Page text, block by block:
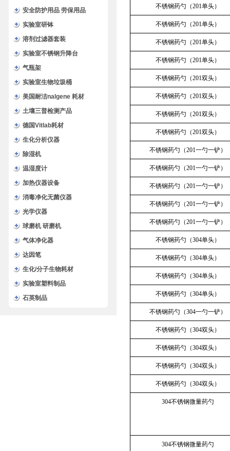
安全防护用品 劳保用品
实验室研钵
溶剂过滤器套装
实验室不锈钢升降台
气瓶架
实验室生物垃圾桶
美国耐洁nalgene 耗材
土壤三普检测产品
德国Vitlab耗材
生化分析仪器
除湿机
温湿度计
加热仪器设备
消毒净化无菌仪器
光学仪器
球磨机 研磨机
气体净化器
达因笔
生化/分子生物耗材
实验室塑料制品
石英制品
不锈钢药勺（201单头）
不锈钢药勺（201单头）
不锈钢药勺（201单头）
不锈钢药勺（201单头）
不锈钢药勺（201双头）
不锈钢药勺（201双头）
不锈钢药勺（201双头）
不锈钢药勺（201双头）
不锈钢药勺（201一勺一铲）
不锈钢药勺（201一勺一铲）
不锈钢药勺（201一勺一铲）
不锈钢药勺（201一勺一铲）
不锈钢药勺（201一勺一铲）
不锈钢药勺（304单头）
不锈钢药勺（304单头）
不锈钢药勺（304单头）
不锈钢药勺（304单头）
不锈钢药勺（304一勺一铲）
不锈钢药勺（304双头）
不锈钢药勺（304双头）
不锈钢药勺（304双头）
不锈钢药勺（304双头）
304不锈钢微量药勺
304不锈钢微量药勺